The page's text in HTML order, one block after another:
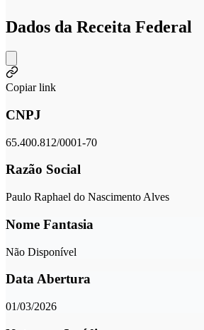
Dados da Receita Federal
Copiar link
CNPJ
65.400.812/0001-70
Razão Social
Paulo Raphael do Nascimento Alves
Nome Fantasia
Não Disponível
Data Abertura
01/03/2026